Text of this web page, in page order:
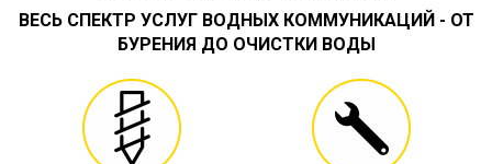
ВЕСЬ СПЕКТР УСЛУГ ВОДНЫХ КОММУНИКАЦИЙ - ОТ
БУРЕНИЯ ДО ОЧИСТКИ ВОДЫ